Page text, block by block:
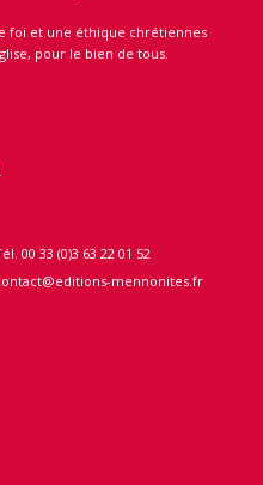
foi et une éthique chrétiennes
pour le bien de tous.
00 33 (0)3 63 22 01 52
mennonites.fr